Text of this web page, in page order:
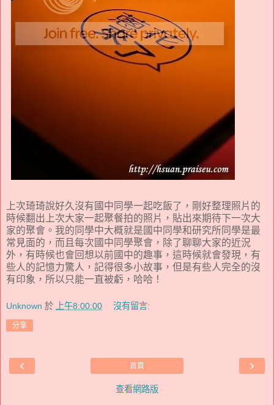
上次琦琦說好久沒有國中同學一起吃飯了，剛好整理照片的
時候翻出上次大家一起聚餐拍的照片，貼出來期待下一次大
家的聚會。我的同學中大概就是國中同學和研究所同學是最
常見面的，而且每次國中同學聚會，除了聊聊大家的近況
外，有時候也會回想以前國中的趣事，這時候就會發現，有
些人的記憶力驚人，記得很多小故事，但是有些人完全的沒
有印象，所以只能一直被虧，哈哈！
Unknown 於 上午8:00:00 沒有留言:
分享
‹ ›
首頁
查看網路版